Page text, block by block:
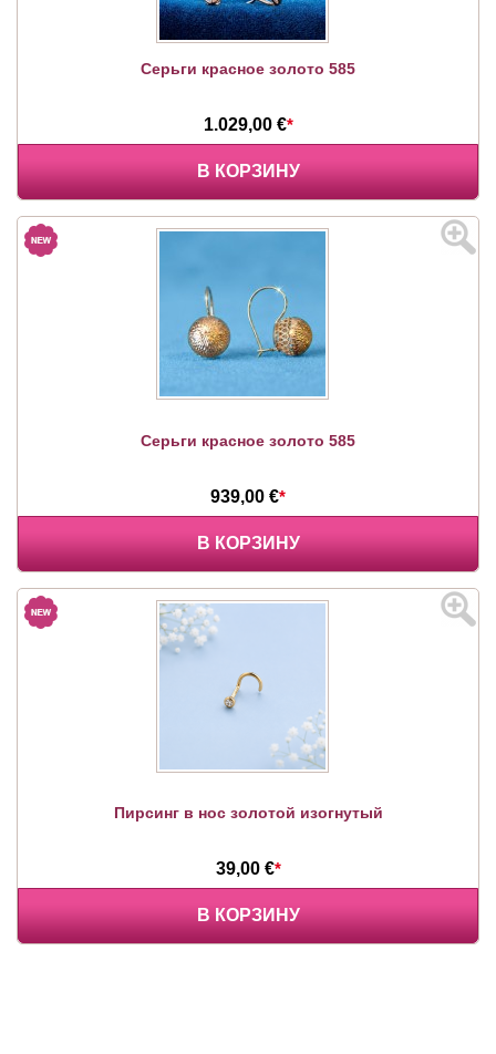
Серьги красное золото 585
1.029,00 €*
В КОРЗИНУ
Серьги красное золото 585
939,00 €*
В КОРЗИНУ
Пирсинг в нос золотой изогнутый
39,00 €*
В КОРЗИНУ